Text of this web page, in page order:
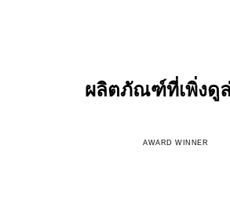
ผลิตภัณฑ์ที่เพิ่งดู
AWARD WINNER